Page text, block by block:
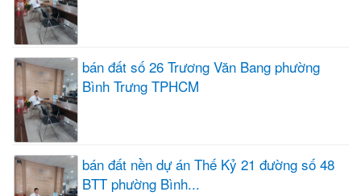
bán đất số 26 Trương Văn Bang phường
Bình Trưng TPHCM
bán đất nền dự án Thế Kỷ 21 đường số 48
BTT phường Bình...